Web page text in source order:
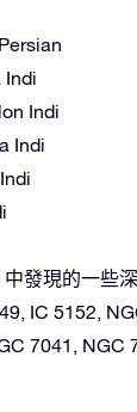
Indi
Indi
Indi
發現的一些
IC 5152,
7041, NGC